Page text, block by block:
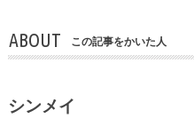
ABOUT この記事をかいた人
シンメイ